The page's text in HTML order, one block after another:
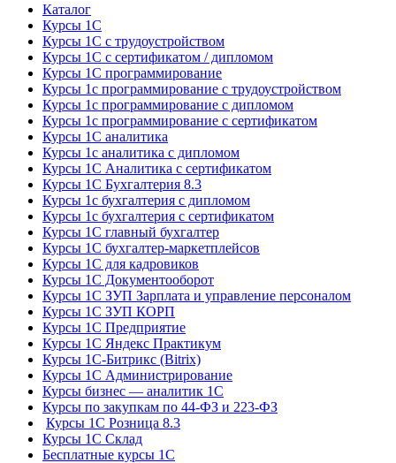
Каталог
Курсы 1С
Курсы 1С с трудоустройством
Курсы 1С с сертификатом / дипломом
Курсы 1С программирование
Курсы 1с программирование с трудоустройством
Курсы 1с программирование с дипломом
Курсы 1с программирование с сертификатом
Курсы 1С аналитика
Курсы 1с аналитика с дипломом
Курсы 1С Аналитика с сертификатом
Курсы 1С Бухгалтерия 8.3
Курсы 1с бухгалтерия с дипломом
Курсы 1с бухгалтерия с сертификатом
Курсы 1С главный бухгалтер
Курсы 1С бухгалтер-маркетплейсов
Курсы 1С для кадровиков
Курсы 1С Документооборот
Курсы 1С ЗУП Зарплата и управление персоналом
Курсы 1С ЗУП КОРП
Курсы 1С Предприятие
Курсы 1С Яндекс Практикум
Курсы 1С-Битрикс (Bitrix)
Курсы 1С Администрирование
Курсы бизнес — аналитик 1С
Курсы по закупкам по 44‑ФЗ и 223‑ФЗ
Курсы 1С Розница 8.3
Курсы 1С Склад
Бесплатные курсы 1С